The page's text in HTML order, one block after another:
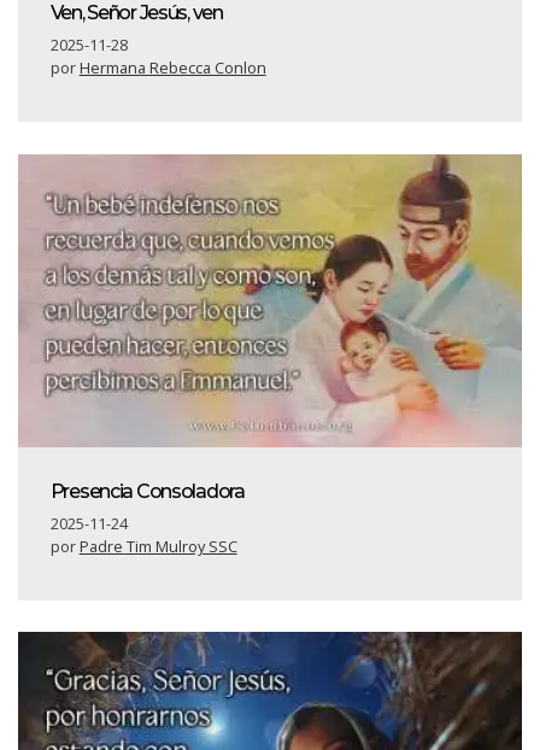
Ven, Señor Jesús, ven
2025-11-28
porHermana Rebecca Conlon
Presencia Consoladora
2025-11-24
porPadre Tim Mulroy SSC